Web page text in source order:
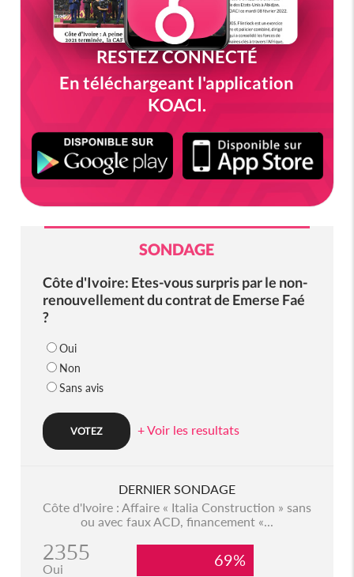
RESTEZ CONNECTÉ
En téléchargeant l'application
KOACI.
SONDAGE
Côte d'Ivoire: Etes-vous surpris par le non-
renouvellement du contrat de Emerse Faé
?
Oui
Non
Sans avis
+ Voir les resultats
DERNIER SONDAGE
Côte d'Ivoire : Affaire « Italia Construction » sans
ou avec faux ACD, financement «...
2355
Oui 69%